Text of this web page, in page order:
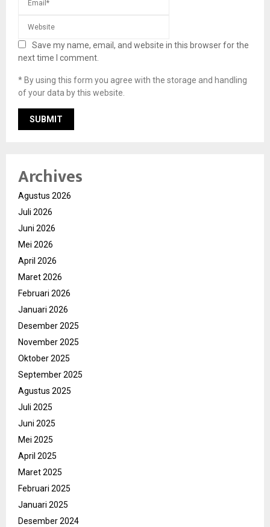
Save my name, email, and website in this browser for the
next time I comment.
* By using this form you agree with the storage and handling
of your data by this website.
Archives
Agustus 2026
Juli 2026
Juni 2026
Mei 2026
April 2026
Maret 2026
Februari 2026
Januari 2026
Desember 2025
November 2025
Oktober 2025
September 2025
Agustus 2025
Juli 2025
Juni 2025
Mei 2025
April 2025
Maret 2025
Februari 2025
Januari 2025
Desember 2024